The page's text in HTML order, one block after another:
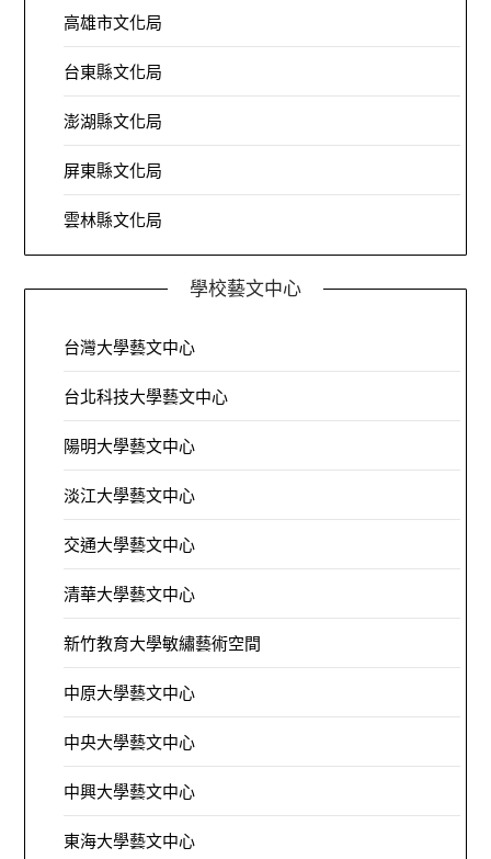
高雄市文化局
台東縣文化局
澎湖縣文化局
屏東縣文化局
雲林縣文化局
學校藝文中心
台灣大學藝文中心
台北科技大學藝文中心
陽明大學藝文中心
淡江大學藝文中心
交通大學藝文中心
清華大學藝文中心
新竹教育大學敏繡藝術空間
中原大學藝文中心
中央大學藝文中心
中興大學藝文中心
東海大學藝文中心